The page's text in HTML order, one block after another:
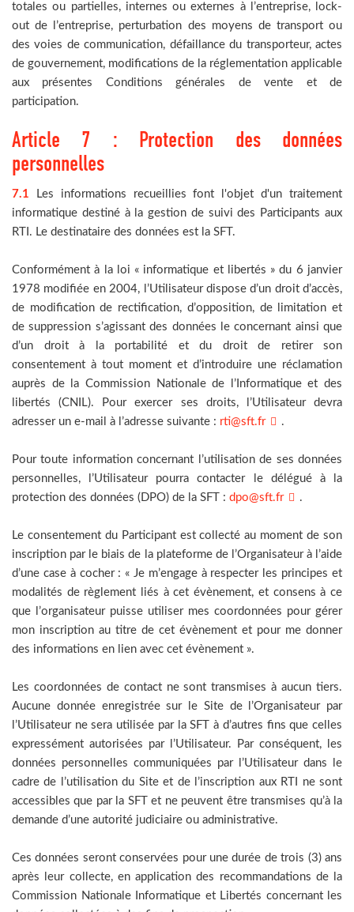
totales ou partielles, internes ou externes à l’entreprise, lock-
out de l’entreprise, perturbation des moyens de transport ou
des voies de communication, défaillance du transporteur, actes
de gouvernement, modifications de la réglementation applicable
aux présentes Conditions générales de vente et de
participation.
Article 7 : Protection des données
personnelles
7.1 Les informations recueillies font l'objet d'un traitement
informatique destiné à la gestion de suivi des Participants aux
RTI. Le destinataire des données est la SFT.
Conformément à la loi « informatique et libertés » du 6 janvier
1978 modifiée en 2004, l’Utilisateur dispose d’un droit d’accès,
de modification de rectification, d’opposition, de limitation et
de suppression s’agissant des données le concernant ainsi que
d’un droit à la portabilité et du droit de retirer son
consentement à tout moment et d’introduire une réclamation
auprès de la Commission Nationale de l’Informatique et des
libertés (CNIL). Pour exercer ses droits, l’Utilisateur devra
adresser un e-mail à l’adresse suivante : rti@sft.fr .
Pour toute information concernant l’utilisation de ses données
personnelles, l’Utilisateur pourra contacter le délégué à la
protection des données (DPO) de la SFT : dpo@sft.fr .
Le consentement du Participant est collecté au moment de son
inscription par le biais de la plateforme de l’Organisateur à l’aide
d’une case à cocher : « Je m’engage à respecter les principes et
modalités de règlement liés à cet évènement, et consens à ce
que l’organisateur puisse utiliser mes coordonnées pour gérer
mon inscription au titre de cet évènement et pour me donner
des informations en lien avec cet évènement ».
Les coordonnées de contact ne sont transmises à aucun tiers.
Aucune donnée enregistrée sur le Site de l’Organisateur par
l’Utilisateur ne sera utilisée par la SFT à d’autres fins que celles
expressément autorisées par l’Utilisateur. Par conséquent, les
données personnelles communiquées par l’Utilisateur dans le
cadre de l’utilisation du Site et de l’inscription aux RTI ne sont
accessibles que par la SFT et ne peuvent être transmises qu’à la
demande d’une autorité judiciaire ou administrative.
Ces données seront conservées pour une durée de trois (3) ans
après leur collecte, en application des recommandations de la
Commission Nationale Informatique et Libertés concernant les